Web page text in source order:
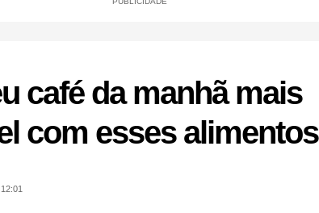
café da manhã mais
com esses alimentos